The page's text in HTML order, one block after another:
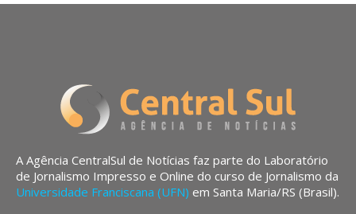
A Agência CentralSul de Notícias faz parte do Laboratório
de Jornalismo Impresso e Online do curso de Jornalismo da
Universidade Franciscana (UFN) em Santa Maria/RS (Brasil).